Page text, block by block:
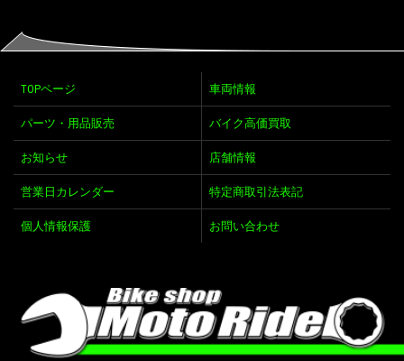
TOPページ 車両情報
パーツ・用品販売 バイク高価買取
お知らせ 店舗情報
営業日カレンダー 特定商取引法表記
個人情報保護 お問い合わせ